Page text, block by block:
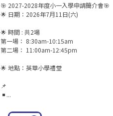
🎯 2027-2028年度小一入學申請簡介會🎯
🌟 日期：2026年7月11日(六)
🌟 時間 : 共2場
第一場： 8:30am-10:15am
第二場： 11:00am-12:45pm
🌟 地點：英華小學禮堂
📌
◾ ...